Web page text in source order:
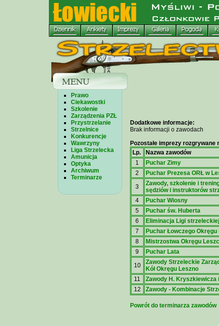
Prawo
Ciekawostki
Szkolenie
Zarządzenia PZŁ
Przystrzelanie
Strzelnice
Konkurencje
Wawrzyny
Liga Strzelecka
Amunicja
Optyka
Archiwum
Terminarze
Dodatkowe informacje:
Brak informacji o zawodach
Pozostałe imprezy rozgrywane
Lp.
Nazwa zawodów
1
Puchar Zimy
2
Puchar Prezesa ORŁ w
3
Zawody, szkolenie i
sędziów i instruktorów
4
Puchar Wiosny
5
Puchar św. Huberta
6
Eliminacja Ligi
7
Puchar Łowczego Okręgu
8
Mistrzostwa Okręgu
9
Puchar Lata
10
Zawody Strzeleckie
Kół Okręgu Leszno
11
Zawody H. Kryszkiewicza
12
Zawody - Kombinacje
Powrót do terminarza zawodów